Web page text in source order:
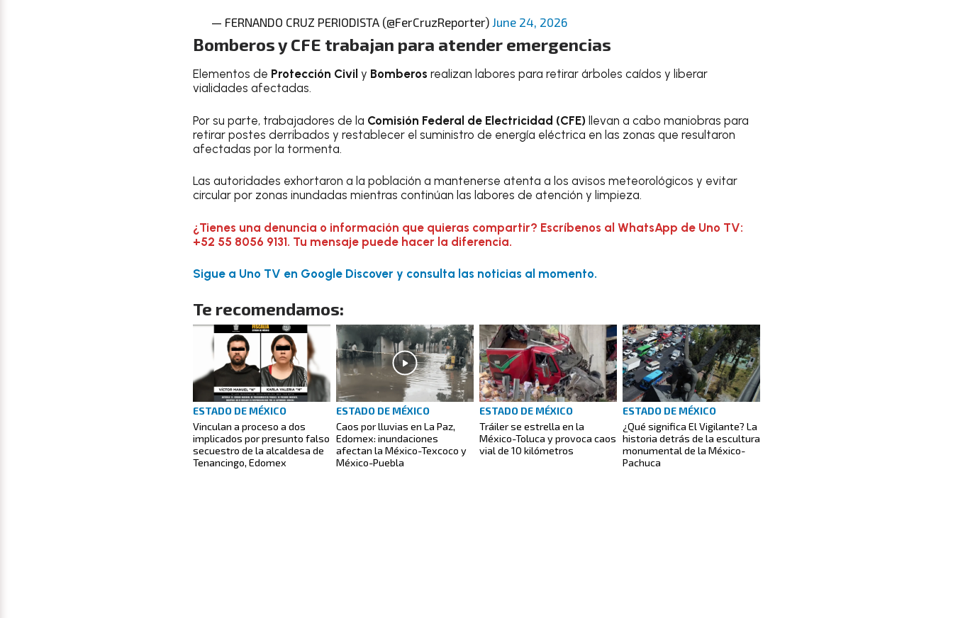
— FERNANDO CRUZ PERIODISTA (@FerCruzReporter) June 24, 2026
Bomberos y CFE trabajan para atender emergencias
Elementos de Protección Civil y Bomberos realizan labores para retirar árboles caídos y liberar
vialidades afectadas.
Por su parte, trabajadores de la Comisión Federal de Electricidad (CFE) llevan a cabo maniobras para
retirar postes derribados y restablecer el suministro de energía eléctrica en las zonas que resultaron
afectadas por la tormenta.
Las autoridades exhortaron a la población a mantenerse atenta a los avisos meteorológicos y evitar
circular por zonas inundadas mientras continúan las labores de atención y limpieza.
¿Tienes una denuncia o información que quieras compartir? Escríbenos al WhatsApp de Uno TV:
+52 55 8056 9131. Tu mensaje puede hacer la diferencia.
Sigue a Uno TV en Google Discover y consulta las noticias al momento.
Te recomendamos:
ESTADO DE MÉXICO
Vinculan a proceso a dos
implicados por presunto falso
secuestro de la alcaldesa de
Tenancingo, Edomex
ESTADO DE MÉXICO
Caos por lluvias en La Paz,
Edomex: inundaciones
afectan la México-Texcoco y
México-Puebla
ESTADO DE MÉXICO
Tráiler se estrella en la
México-Toluca y provoca caos
vial de 10 kilómetros
ESTADO DE MÉXICO
¿Qué significa El Vigilante? La
historia detrás de la escultura
monumental de la México-
Pachuca